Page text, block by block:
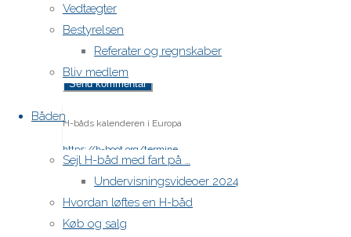
Vedtægter
Bestyrelsen
Referater og regnskaber
Bliv medlem
Båden
Sejl H-båd med fart på …
Undervisningsvideoer 2024
Hvordan løftes en H-båd
Køb og salg
time I
post a
comment.
H-båds kalenderen i Europa
https://h-boot.org/termine
Powered by